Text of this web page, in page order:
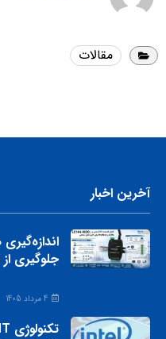
مقالات
آخرین اخبار
جلوگیری
4 مرداد 1405